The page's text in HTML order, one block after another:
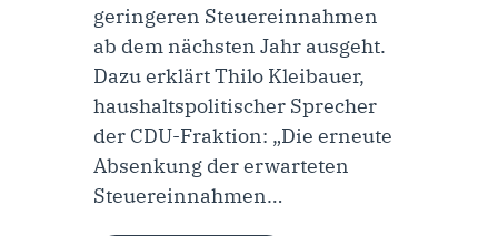
geringeren Steuereinnahmen
ab dem nächsten Jahr ausgeht.
Dazu erklärt Thilo Kleibauer,
haushaltspolitischer Sprecher
der CDU-Fraktion: „Die erneute
Absenkung der erwarteten
Steuereinnahmen…